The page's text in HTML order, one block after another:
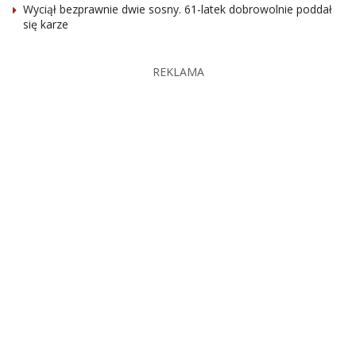
Wyciął bezprawnie dwie sosny. 61-latek dobrowolnie poddał
się karze
REKLAMA